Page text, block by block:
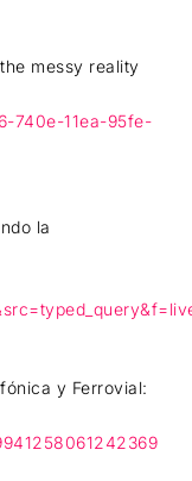
messy reality
740e-11ea-95fe-
la
y Ferrovial: